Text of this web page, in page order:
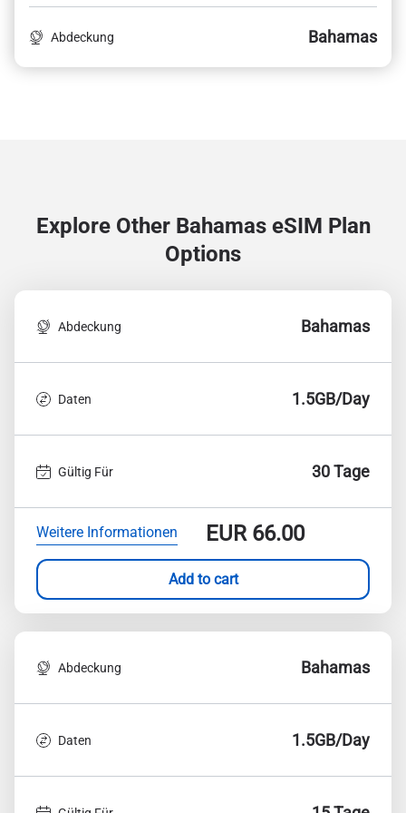
Abdeckung Bahamas
Explore Other Bahamas eSIM Plan
Options
Abdeckung Bahamas
Daten 1.5GB/Day
Gültig Für 30 Tage
Weitere Informationen EUR66.00
Add to cart
Abdeckung Bahamas
Daten 1.5GB/Day